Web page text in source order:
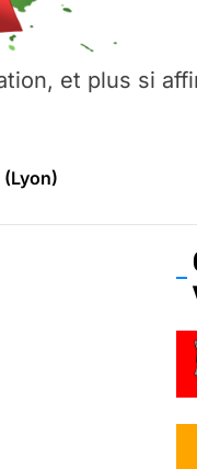
et plus si
Moretti & Pierre
(Haute-Savoie)
(Vaulx-en-Velin)